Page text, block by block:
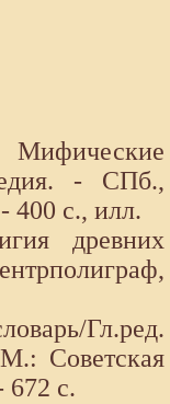
- СПб.,
400 с., илл.
древних
Гл.ред.
Советская
672 с.